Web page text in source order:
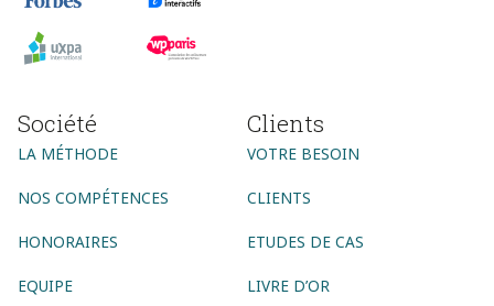
Société
LA MÉTHODE
NOS COMPÉTENCES
HONORAIRES
EQUIPE
Clients
VOTRE BESOIN
CLIENTS
ETUDES DE CAS
LIVRE D’OR